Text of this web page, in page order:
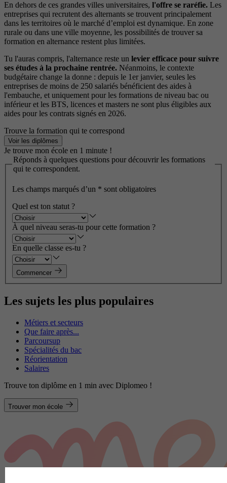
En dehors de ces grandes villes universitaires, l'offre se raréfie. Les
entreprises qui recrutent des alternants se trouvent principalement
dans les territoires où le marché d’emploi est dynamique. En zone
rurale ou dans une ville moyenne, les possibilités de trouver sa
formation en alternance restent plus limitées.
Tu l'auras compris, l'alternance reste un levier efficace pour suivre
ses études à la prochaine rentrée. Néanmoins, le contexte
budgétaire change la donne : depuis le 1er janvier, seules les
entreprises de moins de 250 salariés bénéficient des aides à
l'embauche, et uniquement pour les formations de niveau bac ou
inférieur et les BTS, licences et masters ne sont plus éligibles aux
aides pour les contrats signés en 2026.
Trouve la formation qui te correspond
Voir les diplômes
Je trouve mon école en 1 minute !
Réponds à quelques questions pour découvrir les formations
qui te correspondent.
Les champs marqués d’un * sont obligatoires
Quel est ton statut ?
À quel niveau seras-tu pour cette formation ?
En quelle classe es-tu ?
Commencer
Les sujets les plus populaires
Métiers et secteurs
Que faire après...
Parcoursup
Spécialités du bac
Réorientation
Salaires
Trouve ton diplôme en 1 min avec Diplomeo !
Trouver mon école